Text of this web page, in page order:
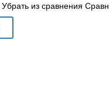
Убрать из сравнения